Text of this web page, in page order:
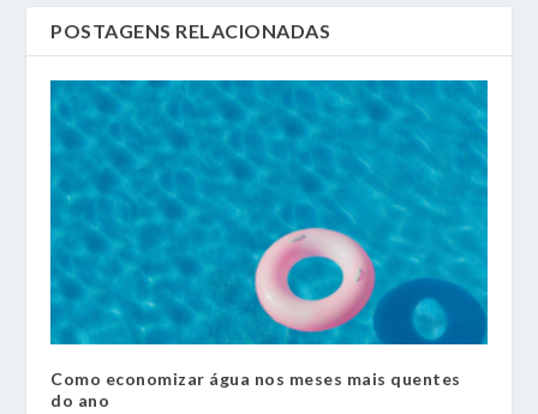
POSTAGENS RELACIONADAS
Como economizar água nos meses mais quentes
do ano